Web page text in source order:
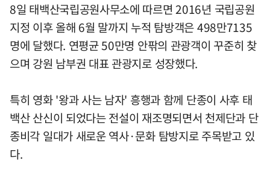
8일 태백산국립공원사무소에 따르면 2016년 국립공원
지정 이후 올해 6월 말까지 누적 탐방객은 498만7135
명에 달했다. 연평균 50만명 안팎의 관광객이 꾸준히 찾
으며 강원 남부권 대표 관광지로 성장했다.
특히 영화 '왕과 사는 남자' 흥행과 함께 단종이 사후 태
백산 산신이 되었다는 전설이 재조명되면서 천제단과 단
종비각 일대가 새로운 역사·문화 탐방지로 주목받고 있
다.